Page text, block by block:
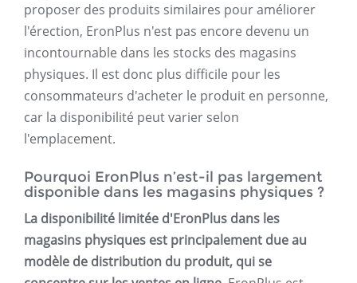
proposer des produits similaires pour améliorer
l'érection, EronPlus n'est pas encore devenu un
incontournable dans les stocks des magasins
physiques. Il est donc plus difficile pour les
consommateurs d'acheter le produit en personne,
car la disponibilité peut varier selon
l'emplacement.
Pourquoi EronPlus n’est-il pas largement
disponible dans les magasins physiques ?
La disponibilité limitée d'EronPlus dans les
magasins physiques est principalement due au
modèle de distribution du produit, qui se